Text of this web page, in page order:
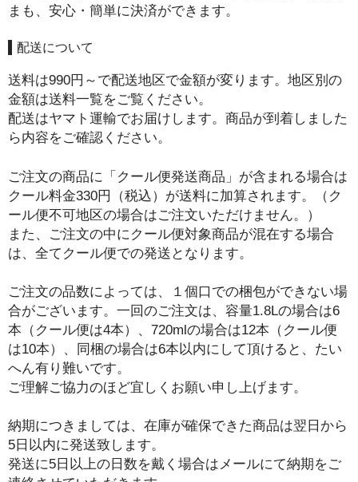
まも、安心・簡単に決済ができます。
配送について
送料は990円～で配送地区で金額が変ります。地区別の
金額は送料一覧をご覧ください。
配送はヤマト運輸でお届けします。商品が到着しました
ら内容をご確認ください。
ご注文の商品に「クール便発送商品」が含まれる場合は
クール料金330円（税込）が送料に加算されます。（ク
ール便不可地区の場合はご注文いただけません。）
また、ご注文の中にクール便対象商品が混在する場合
は、全てクール便での発送となります。
ご注文の品数によっては、１個口での梱包ができない場
合がございます。一回のご注文は、容量1.8Lの場合は6
本（クール便は4本）、720mlの場合は12本（クール便
は10本）、同梱の場合は6本以内にして頂けると、たい
へん有り難いです。
ご理解ご協力のほど宜しくお願い申し上げます。
納期につきましては、在庫が確保できた商品は翌日から
5日以内に発送致します。
発送に5日以上の日数を戴く場合はメールにて納期をご